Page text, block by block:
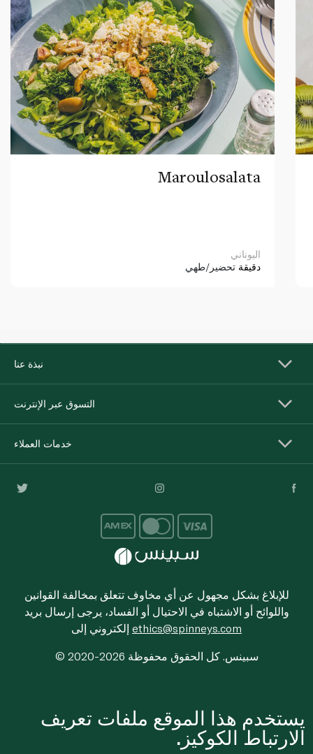
Maroulosalata
اليوناني
دقيقة تحضير/طهي
نبذة عنا
التسوق عبر الإنترنت
خدمات العملاء
للإبلاغ بشكل مجهول عن أي مخاوف تتعلق بمخالفة القوانين
واللوائح أو الاشتباه في الاحتيال أو الفساد، يرجى إرسال بريد
ethics@spinneys.com
© 2020-2026 سبينس. كل الحقوق محفوظة
يستخدم هذا الموقع ملفات تعريف
الارتباط الكوكيز.